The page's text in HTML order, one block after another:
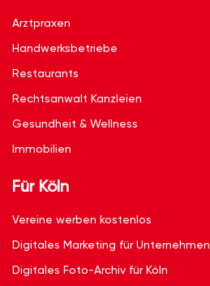
Arztpraxen
Handwerksbetriebe
Restaurants
Rechtsanwalt Kanzleien
Gesundheit & Wellness
Immobilien
Für Köln
Vereine werben kostenlos
Digitales Marketing für Unternehmen
Digitales Foto-Archiv für Köln